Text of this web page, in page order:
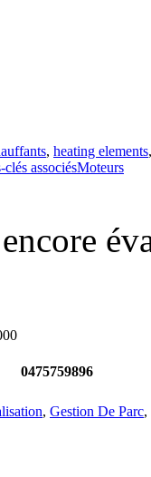
, heating elements
clés associésMoteurs
0475759896
, Gestion De Parc,